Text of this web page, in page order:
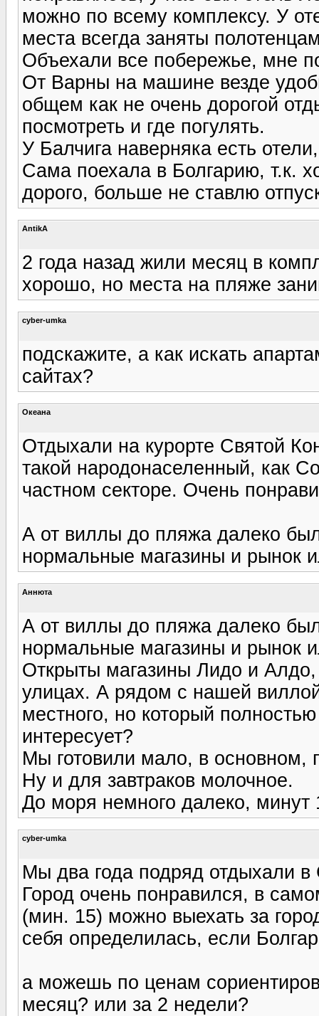
можно по всему комплексу. У
места всегда заняты
Объехали все побережье, мне
От Варны на машине везде
общем как не очень дорогой
посмотреть и где погулять.
У Балчига наверняка есть
Сама поехала в Болгарию, т.к.
дорого, больше не ставлю
AntikA
2 года назад жили месяц в
хорошо, но места на пляже
cyber-umka
подскажите, а как искать
сайтах?
Океана
Отдыхали на курорте Святой
такой народонаселенный, как
частном секторе. Очень
А от виллы до пляжа далеко
нормальные магазины и рынок
Аннюта
А от виллы до пляжа далеко
нормальные магазины и рынок
Открыты магазины Лидо и Алдо,
улицах. А рядом с нашей
местного, но который
интересует?
Мы готовили мало, в основном,
Ну и для завтраков молочное.
До моря немного далеко, минут
cyber-umka
Мы два года подряд отдыхали
Город очень понравился, в
(мин. 15) можно выехать за
себя определилась, если
а можешь по ценам
месяц? или за 2 недели?